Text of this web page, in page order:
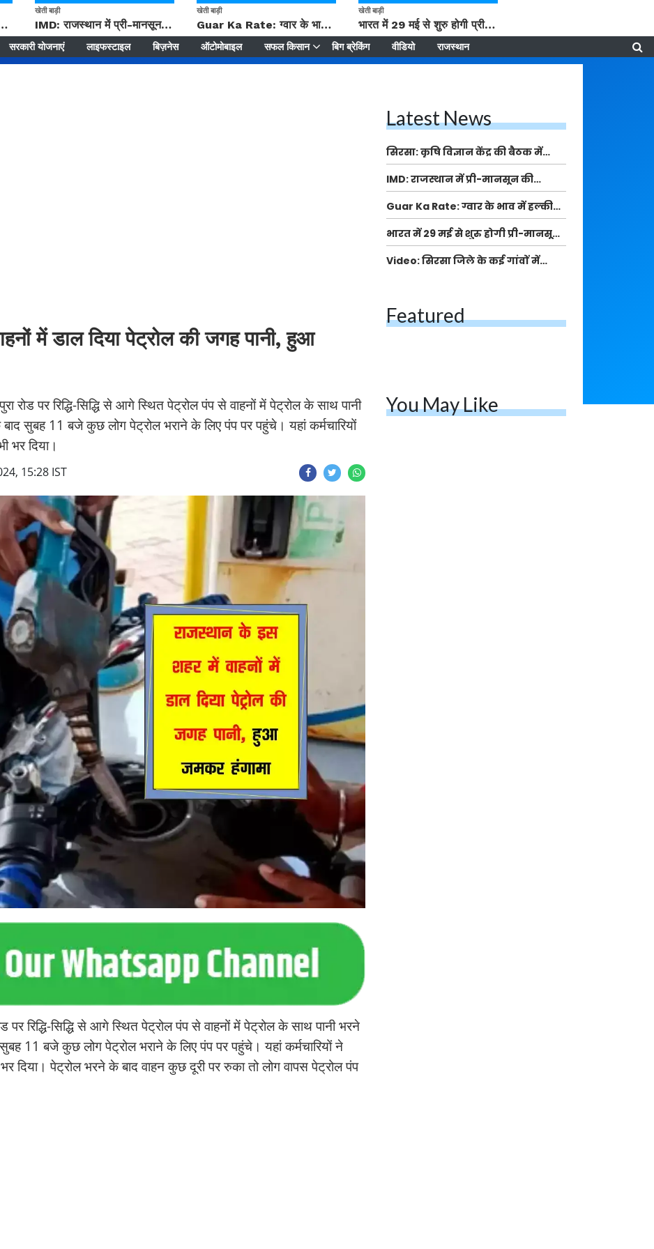
विधि कारण व कृषि उद्यमिता बढ़ावा देने पर चर्चा
खेती बाड़ी
IMD: राजस्थान में प्री-मानसून की सामान्य से 74% अधिक बारिश, दस्तक में देरी और मानसून कमजोर रहेगा
खेती बाड़ी
Guar Ka Rate: ग्वार के भाव में हल्की बढ़ोतरी, बढ़ सकता है बुवाई का रकबा
खेती बाड़ी
भारत में 29 मई से शुरु होगी प्री-मानसून बारिश, ECMWF विदेशी मौसम एजेंसी का पूर्वानुमान
सरकारी योजनाएं लाइफस्टाइल बिज़नेस ऑटोमोबाइल सफल किसान बिग ब्रेकिंग वीडियो राजस्थान
में डाल दिया पेट्रोल की जगह पानी, हुआ
रोड पर रिद्धि-सिद्धि से आगे स्थित पेट्रोल पंप से वाहनों में पेट्रोल के साथ पानी
सुबह 11 बजे कुछ लोग पेट्रोल भराने के लिए पंप पर पहुंचे। यहां कर्मचारियों
भर दिया।
15:28 IST
पर रिद्धि-सिद्धि से आगे स्थित पेट्रोल पंप से वाहनों में पेट्रोल के साथ पानी भरने
11 बजे कुछ लोग पेट्रोल भराने के लिए पंप पर पहुंचे। यहां कर्मचारियों ने
दिया। पेट्रोल भरने के बाद वाहन कुछ दूरी पर रुका तो लोग वापस पेट्रोल पंप
Latest News
सिरसा: कृषि विज्ञान केंद्र की बैठक में
फसल बीमा विधि कारण व कृषि उद्यमिता
बढ़ावा देने पर चर्चा
IMD: राजस्थान में प्री-मानसून की
सामान्य से 74% अधिक बारिश, दस्तक में
देरी और मानसून कमजोर रहेगा
Guar Ka Rate: ग्वार के भाव में हल्की
बढ़ोतरी, बढ़ सकता है बुवाई का रकबा
भारत में 29 मई से शुरु होगी प्री-मानसून
बारिश, ECMWF विदेशी मौसम एजेंसी का
पूर्वानुमान
Video: सिरसा जिले के कई गांवों में
Featured